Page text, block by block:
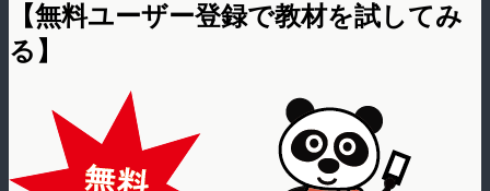
【無料ユーザー登録で教材を試してみ
る】